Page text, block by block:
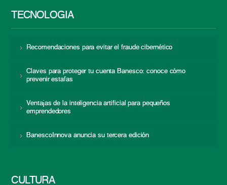
TECNOLOGÍA
Recomendaciones para evitar el fraude cibernético
Claves para proteger tu cuenta Banesco: conoce cómo
prevenir estafas
Ventajas de la inteligencia artificial para pequeños
emprendedores
BanescoInnova anuncia su tercera edición
CULTURA